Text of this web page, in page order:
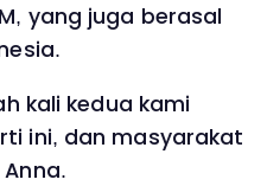
yang juga berasal
kali kedua kami
ini, dan masyarakat